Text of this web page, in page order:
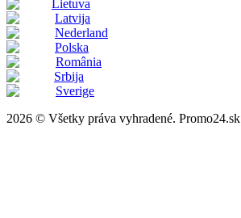
Lietuva
Latvija
Nederland
Polska
România
Srbija
Sverige
2026 © Všetky práva vyhradené. Promo24.sk